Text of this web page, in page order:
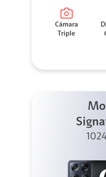
Cámara
Triple